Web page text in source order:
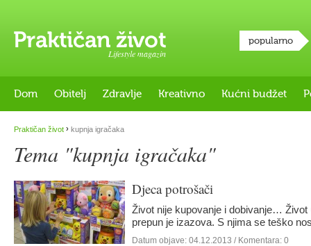
Lifestyle magazin
popularno
Dom Obitelj Zdravlje Kreativno Kućni budžet
Praktičan život › kupnja igračaka
Tema "kupnja igračaka"
Djeca potrošači
Život nije kupovanje i dobivanje…
prepun je izazova. S njima se teško
Datum objave: 04.12.2013 / Komentara: 0